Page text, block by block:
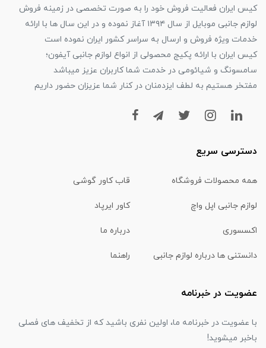
کیس ایران فعالیت فروش خود را به صورت تخصصی در زمینه فروش
لوازم جانبی موبایل از سال ۱۳۹۴ آغاز نموده و در این سال ها با ارائه
خدمات ویژه فروش و ارسال به سراسر کشور ایران نموده است
کیس ایران با ارائه پکیج محصولی از انواع لوازم جانبی آیفون؛
سامسونگ و شیائومی در خدمت شما کاربران عزیز میباشد
مفتخر هستیم به لطف ایزدمنان در کنار شما عزیزان حضور داریم
دسترسی سریع
همه محصولات فروشگاه قاب کاور گوشی
لوازم جانبی اپل واچ کاور ایرپاد
اکسسوری درباره ما
دانستنی ها درباره لوازم جانبی راهنما
عضویت در خبرنامه
با عضویت در خبرنامه ما، اولین نفری باشید که از تخفیف های فصلی
باخبر میشوید!